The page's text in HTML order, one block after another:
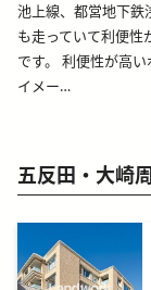
池上線、都営地下鉄
も走っていて利便性
です。 利便性が高
イメー…
五反田・大崎